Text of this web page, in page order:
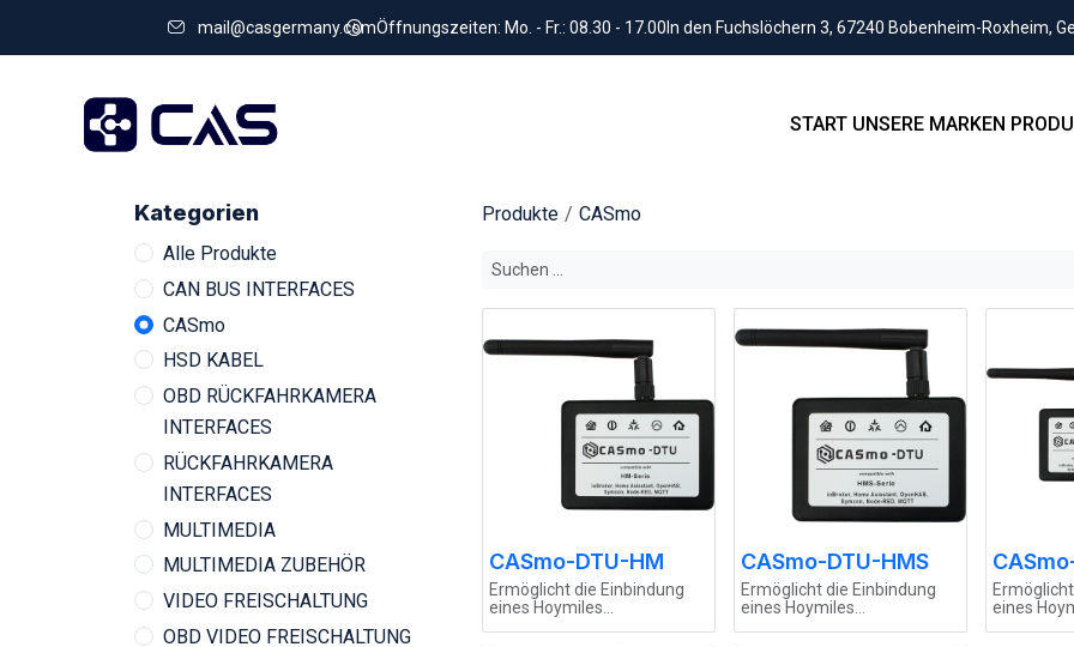
mail@casgermany.comÖffnungszeiten: Mo. - Fr.: 08.30 - 17.00 In den Fuchslöchern 3, 67240 Bobenheim-Roxheim,
START UNSERE MARKEN
Kategorien
Alle Produkte
CAN BUS INTERFACES
CASmo
HSD KABEL
OBD RÜCKFAHRKAMERA
INTERFACES
RÜCKFAHRKAMERA
INTERFACES
MULTIMEDIA
MULTIMEDIA ZUBEHÖR
VIDEO FREISCHALTUNG
OBD VIDEO FREISCHALTUNG
Produkte CASmo
CASmo-DTU-HM
Ermöglicht die Einbindung
eines Hoymiles
CASmo-DTU-HMS
Ermöglicht die Einbindung
eines Hoymiles
eines